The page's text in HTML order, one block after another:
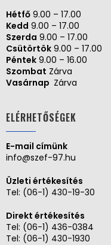
Hétfő 9.00 – 17.00
Kedd 9.00 – 17.00
Szerda 9.00 – 17.00
Csütörtök 9.00 – 17.00
Péntek 9.00 – 16.00
Szombat Zárva
Vasárnap Zárva
ELÉRHETŐSÉGEK
E-mail címünk
info@szef-97.hu
Üzleti értékesítés
Tel: (06-1) 430-19-30
Direkt értékesítés
Tel: (06-1) 436-0384
Tel: (06-1) 430-1930